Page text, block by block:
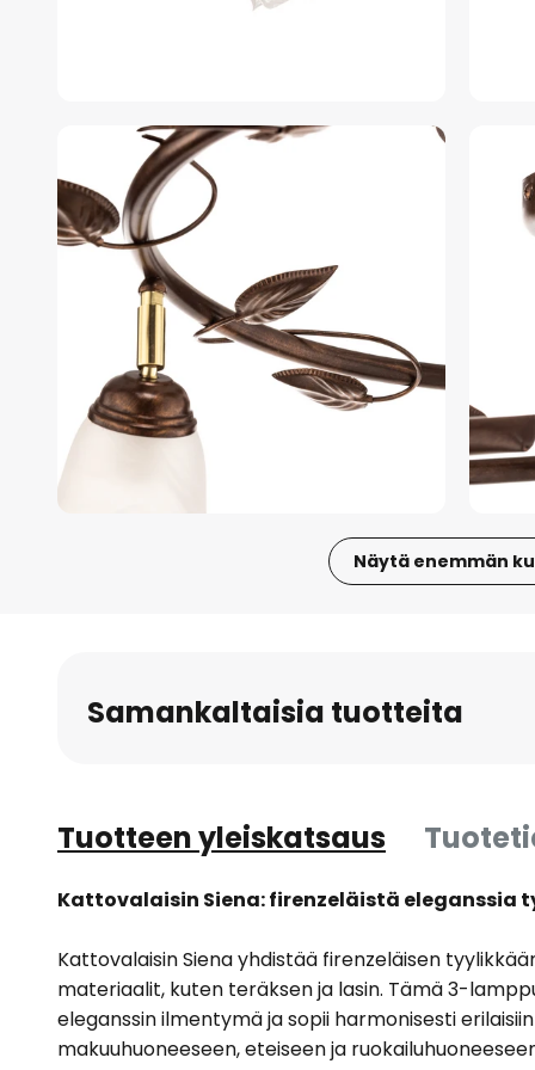
Näytä enemmän
Samankaltaisia tuotteita
Tuotteen yleiskatsaus
Kattovalaisin Siena: firenzeläistä eleganssia
Kattovalaisin Siena yhdistää firenzeläisen
materiaalit, kuten teräksen ja lasin. Tämä 3-
eleganssin ilmentymä ja sopii harmonisesti
makuuhuoneeseen, eteiseen ja